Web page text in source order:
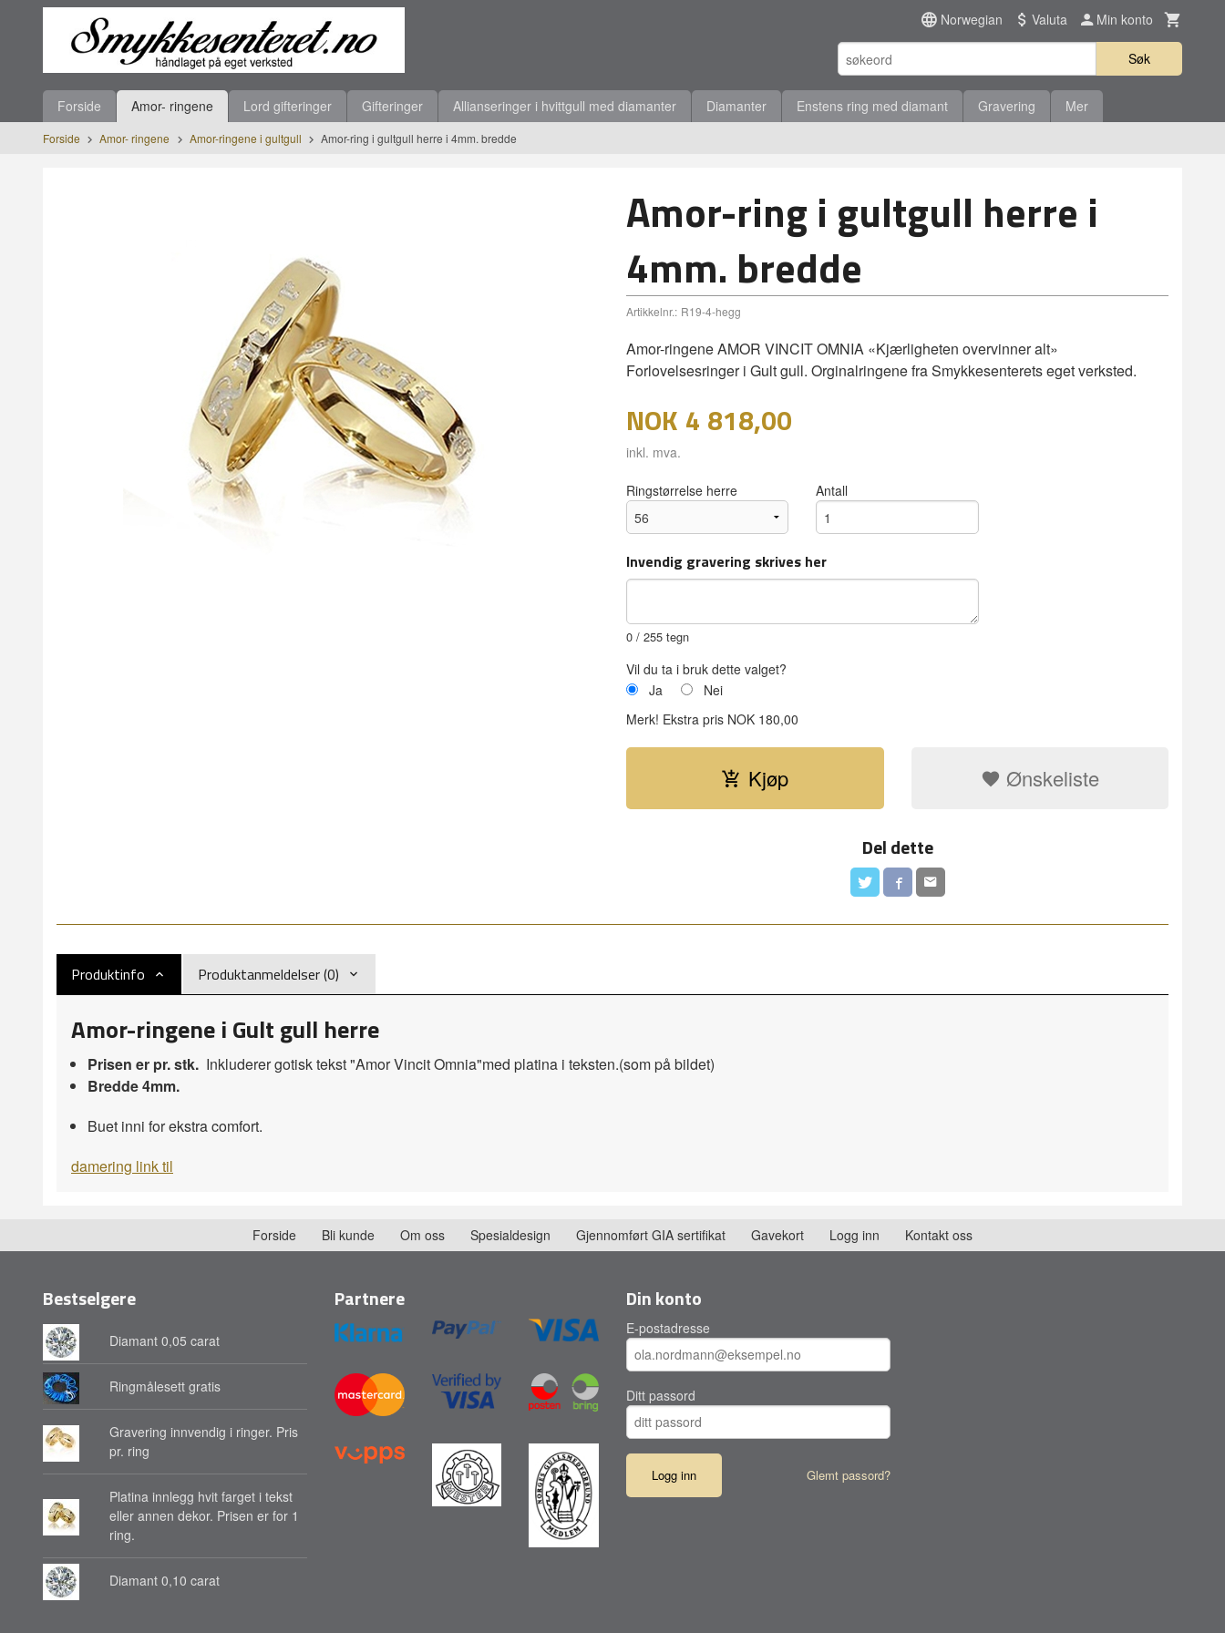
Norwegian Valuta Min konto
Søk
Produkter
Forside Amor- ringene Lord gifteringer Gifteringer Allianseringer i hvittgull med diamanter Diamanter Enstens ring med diamant Gravering Mer
Forside Amor- ringene Amor-ringene i gultgull Amor-ring i gultgull herre i 4mm. bredde
Amor-ring i gultgull herre i
4mm. bredde
Artikkelnr.: R19-4-hegg
Amor-ringene AMOR VINCIT OMNIA «Kjærligheten overvinner alt»
Forlovelsesringer i Gult gull. Orginalringene fra Smykkesenterets eget verksted.
NOK 4 818,00
inkl. mva.
Ringstørrelse herre Antall
Invendig gravering skrives her
0 / 255 tegn
Vil du ta i bruk dette valget?
Ja
Nei
Merk! Ekstra pris NOK 180,00
Kjøp Ønskeliste
Del dette
Produktinfo Produktanmeldelser (0)
Amor-ringene i Gult gull herre
Prisen er pr. stk. Inkluderer gotisk tekst "Amor Vincit Omnia"med platina i teksten.(som på bildet)
Bredde 4mm.
Buet inni for ekstra comfort.
damering link til
Forside Bli kunde Om oss Spesialdesign Gjennomført GIA sertifikat Gavekort Logg inn Kontakt oss
Bestselgere
Diamant 0,05 carat
Ringmålesett gratis
Gravering innvendig i ringer. Pris
pr. ring
Platina innlegg hvit farget i tekst
eller annen dekor. Prisen er for 1
ring.
Diamant 0,10 carat
Partnere Din konto
E-postadresse
Ditt passord
Glemt passord?